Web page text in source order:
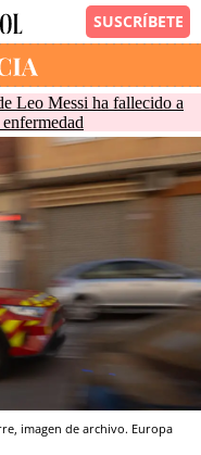
Leo Messi ha fallecido a
imagen de archivo. Europa